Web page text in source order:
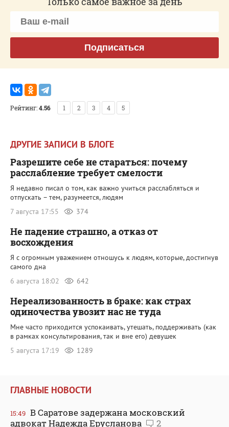
Подписаться
Рейтинг:4.56 1 2 3 4 5
ДРУГИЕ ЗАПИСИ В БЛОГЕ
Разрешите себе не стараться: почему
расслабление требует смелости
Я недавно писал о том, как важно учиться расслабляться и
отпускать – тем, разумеется, людям
7 августа 17:55
374
Не падение страшно, а отказ от
восхождения
Я с огромным уважением отношусь к людям, которые, достигнув
самого дна
6 августа 18:02
642
Нереализованность в браке: как страх
одиночества увозит нас не туда
Мне часто приходится успокаивать, утешать, поддерживать (как
в рамках консультирования, так и вне его) девушек
5 августа 17:19
1289
ГЛАВНЫЕ НОВОСТИ
15:49 В Саратове задержана московский
адвокат Надежда Ерусланова
2